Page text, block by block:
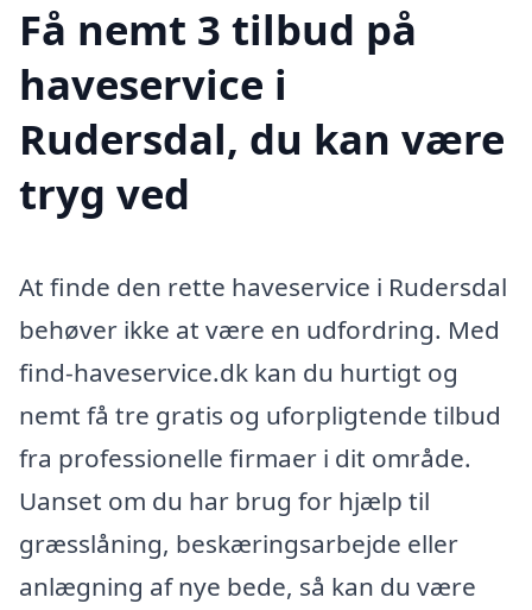
Få nemt 3 tilbud på
haveservice i
Rudersdal, du kan være
tryg ved
At finde den rette haveservice i Rudersdal
behøver ikke at være en udfordring. Med
find-haveservice.dk kan du hurtigt og
nemt få tre gratis og uforpligtende tilbud
fra professionelle firmaer i dit område.
Uanset om du har brug for hjælp til
græsslåning, beskæringsarbejde eller
anlægning af nye bede, så kan du være